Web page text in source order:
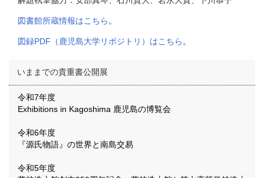
図書館所蔵情報はこちら 。
図録PDF（鹿児島大学リポジトリ）はこちら 。
いままでの貴重書公開展
令和7年度
Exhibitions in Kagoshima 鹿児島の博覧会
令和6年度
『源氏物語』の世界と南島交易
令和5年度